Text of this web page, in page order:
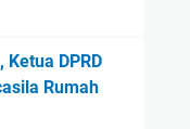
DPRD
Rumah